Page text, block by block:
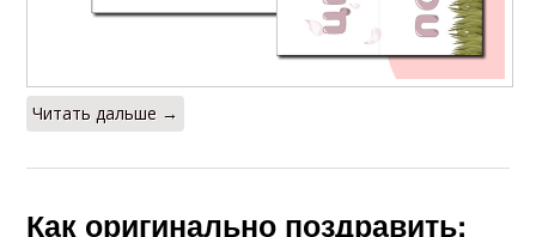
Читать дальше →
Как оригинально поздравить: